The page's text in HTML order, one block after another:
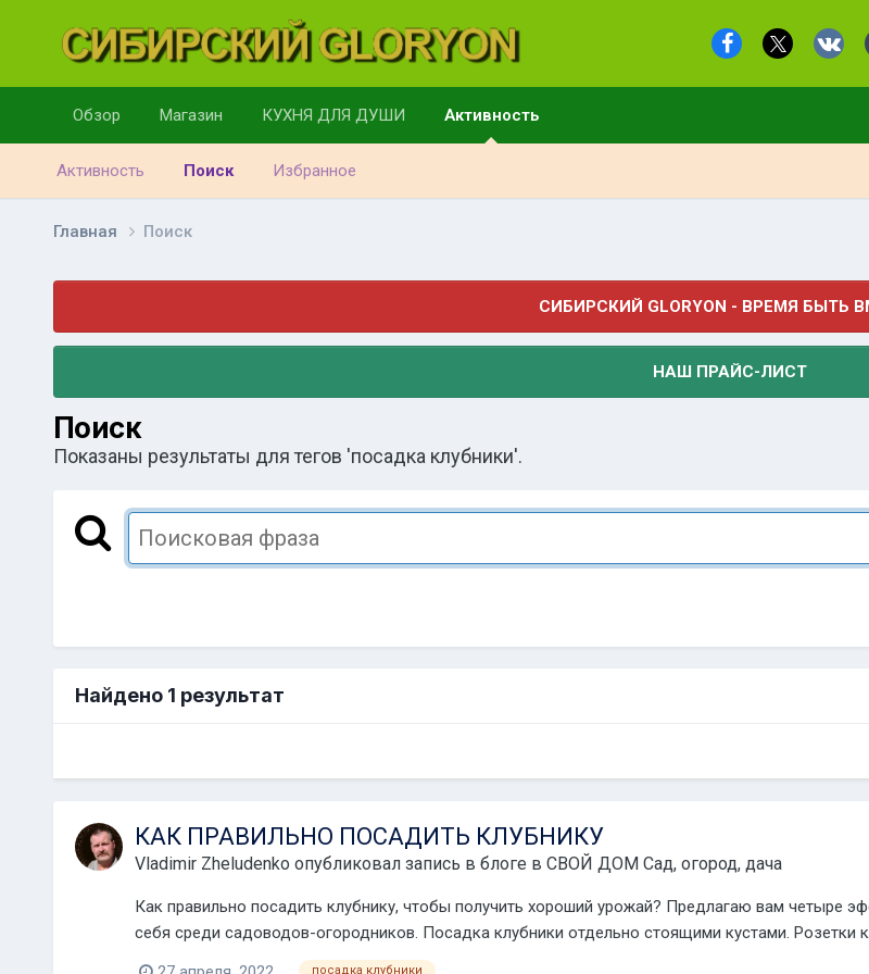
Обзор Магазин КУХНЯ ДЛЯ ДУШИ Активность
Активность Поиск Избранное
Главная Поиск
СИБИРСКИЙ GLORYON - ВРЕМЯ БЫТЬ
НАШ ПРАЙС-ЛИСТ
Поиск
Показаны результаты для тегов 'посадка клубники'.
Найдено 1 результат
КАК ПРАВИЛЬНО ПОСАДИТЬ КЛУБНИКУ
Vladimir Zheludenko опубликовал запись в блоге в СВОЙ ДОМ Сад, огород, дача
Как правильно посадить клубнику, чтобы получить хороший урожай? Предлагаю вам четыре
себя среди садоводов-огородников. Посадка клубники отдельно стоящими кустами. Розетки
посадка клубники